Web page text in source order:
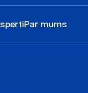
Par mums